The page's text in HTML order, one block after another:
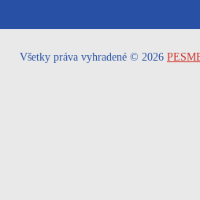
Všetky práva vyhradené © 2026